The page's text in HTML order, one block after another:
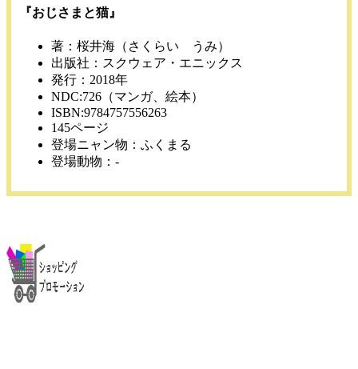
『おじさまと猫』
著：桜井海（さくらい うみ）
出版社：スクウェア・エニックス
発行：2018年
NDC:726（マンガ、絵本）
ISBN:9784757556263
145ページ
登場ニャン物：ふくまる
登場動物：-